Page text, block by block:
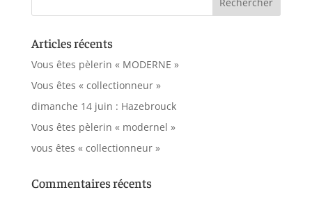
Articles récents
Vous êtes pèlerin « MODERNE »
Vous êtes « collectionneur »
dimanche 14 juin : Hazebrouck
Vous êtes pèlerin « modernel »
vous êtes « collectionneur »
Commentaires récents